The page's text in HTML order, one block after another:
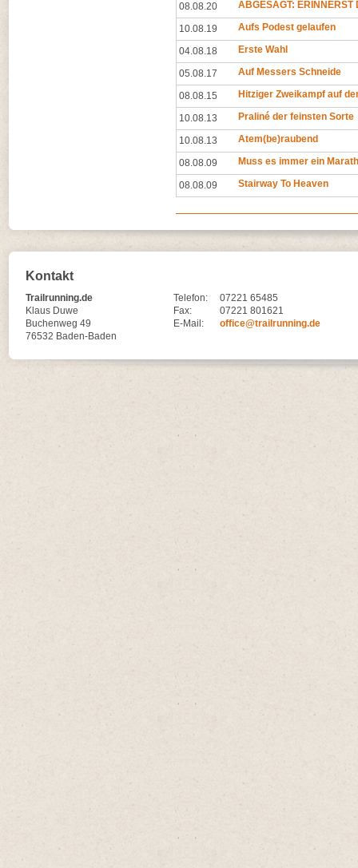
08.08.20 ABGESAGT: ERINNERST
10.08.19 Aufs Podest gelaufen
04.08.18 Erste Wahl
05.08.17 Auf Messers Schneide
08.08.15 Hitziger Zweikampf auf
10.08.13 Praliné der feinsten Sorte
10.08.13 Atem(be)raubend
08.08.09 Muss es immer ein
08.08.09 Stairway To Heaven
Kontakt
Trailrunning.de
Klaus Duwe
Buchenweg 49
76532 Baden-Baden
Telefon:
07221 65485
Fax:
07221 801621
E-Mail:
office@trailrunning.de